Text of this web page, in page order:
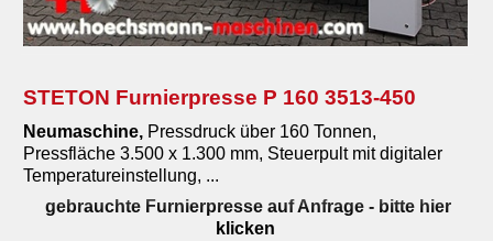
STETON Furnierpresse P 160 3513-450
Neumaschine, Pressdruck über 160 Tonnen,
Pressfläche 3.500 x 1.300 mm, Steuerpult mit digitaler
Temperatureinstellung, ...
gebrauchte Furnierpresse auf Anfrage- bitte hier
klicken